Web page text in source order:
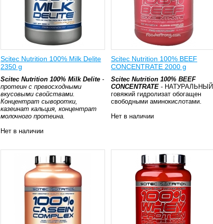
Scitec Nutrition 100% Milk Delite
2350 g
Scitec Nutrition 100% Milk Delite -
протеин с превосходными
вкусовыми свойствами.
Концентрат сыворотки,
казеинат кальция, концентрат
молочного протеина.
Нет в наличии
Scitec Nutrition 100% BEEF
CONCENTRATE 2000 g
Scitec Nutrition 100% BEEF
CONCENTRATE - НАТУРАЛЬНЫЙ
говяжий гидролизат обогащен
свободными аминокислотами.
Нет в наличии